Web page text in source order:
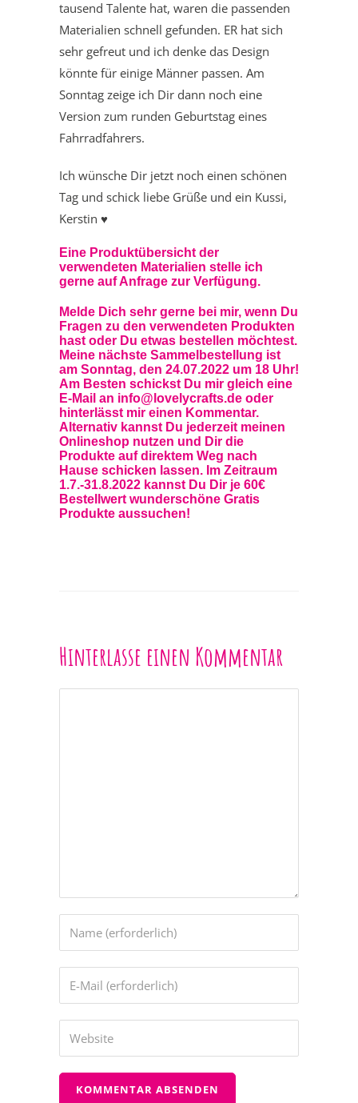
tausend Talente hat, waren die passenden
Materialien schnell gefunden. ER hat sich
sehr gefreut und ich denke das Design
könnte für einige Männer passen. Am
Sonntag zeige ich Dir dann noch eine
Version zum runden Geburtstag eines
Fahrradfahrers.
Ich wünsche Dir jetzt noch einen schönen
Tag und schick liebe Grüße und ein Kussi,
Kerstin ♥
Eine Produktübersicht der
verwendeten Materialien stelle ich
gerne auf Anfrage zur Verfügung.
Melde Dich sehr gerne bei mir, wenn Du
Fragen zu den verwendeten Produkten
hast oder Du etwas bestellen möchtest.
Meine nächste Sammelbestellung ist
am Sonntag, den 24.07.2022 um 18 Uhr!
Am Besten schickst Du mir gleich eine
E-Mail an info@lovelycrafts.de oder
hinterlässt mir einen Kommentar.
Alternativ kannst Du jederzeit meinen
Onlineshop nutzen und Dir die
Produkte auf direktem Weg nach
Hause schicken lassen. Im Zeitraum
1.7.-31.8.2022 kannst Du Dir je 60€
Bestellwert wunderschöne Gratis
Produkte aussuchen!
Hinterlasse einen Kommentar